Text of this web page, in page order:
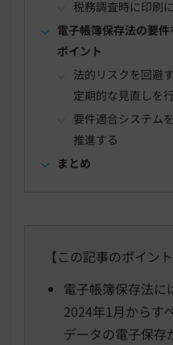
税務調査時に印刷
電子帳簿保存法の要
ポイント
法的リスクを回避
定期的な見直しを
要件適合システム
推進する
まとめ
【この記事のポイント
電子帳簿保存法に
2024年1月からす
データの電子保存